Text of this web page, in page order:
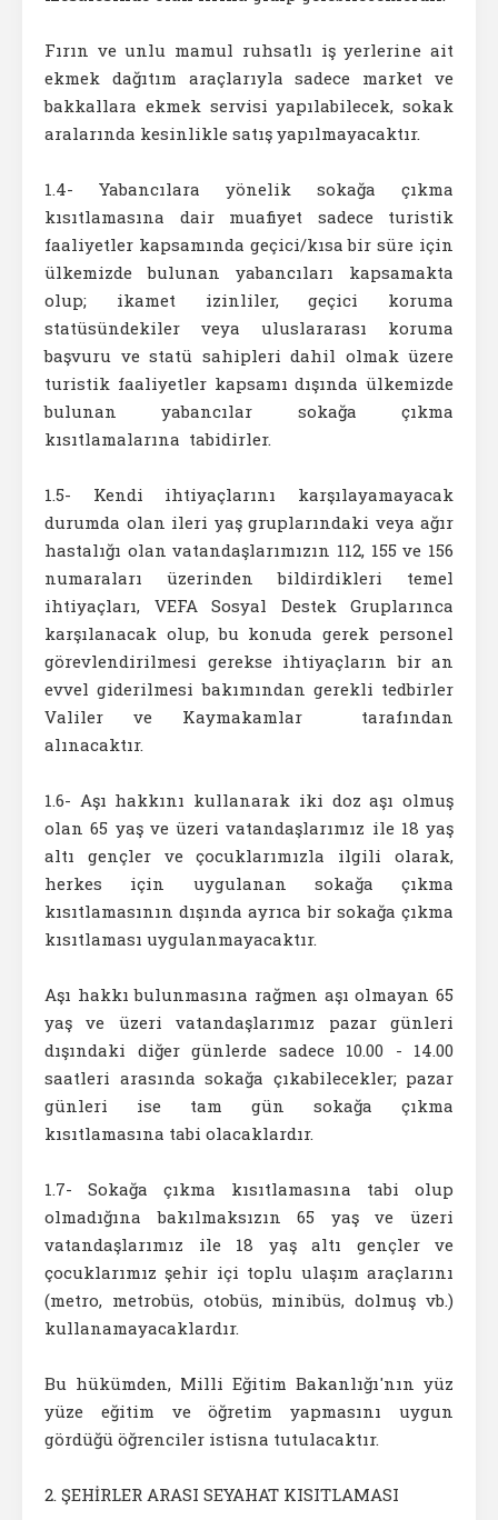
Fırın ve unlu mamul ruhsatlı iş yerlerine ait
ekmek dağıtım araçlarıyla sadece market ve
bakkallara ekmek servisi yapılabilecek, sokak
aralarında kesinlikle satış yapılmayacaktır.
1.4- Yabancılara yönelik sokağa çıkma
kısıtlamasına dair muafiyet sadece turistik
faaliyetler kapsamında geçici/kısa bir süre için
ülkemizde bulunan yabancıları kapsamakta
olup; ikamet izinliler, geçici koruma
statüsündekiler veya uluslararası koruma
başvuru ve statü sahipleri dahil olmak üzere
turistik faaliyetler kapsamı dışında ülkemizde
bulunan yabancılar sokağa çıkma
kısıtlamalarına tabidirler.
1.5- Kendi ihtiyaçlarını karşılayamayacak
durumda olan ileri yaş gruplarındaki veya ağır
hastalığı olan vatandaşlarımızın 112, 155 ve 156
numaraları üzerinden bildirdikleri temel
ihtiyaçları, VEFA Sosyal Destek Gruplarınca
karşılanacak olup, bu konuda gerek personel
görevlendirilmesi gerekse ihtiyaçların bir an
evvel giderilmesi bakımından gerekli tedbirler
Valiler ve Kaymakamlar tarafından
alınacaktır.
1.6- Aşı hakkını kullanarak iki doz aşı olmuş
olan 65 yaş ve üzeri vatandaşlarımız ile 18 yaş
altı gençler ve çocuklarımızla ilgili olarak,
herkes için uygulanan sokağa çıkma
kısıtlamasının dışında ayrıca bir sokağa çıkma
kısıtlaması uygulanmayacaktır.
Aşı hakkı bulunmasına rağmen aşı olmayan 65
yaş ve üzeri vatandaşlarımız pazar günleri
dışındaki diğer günlerde sadece 10.00 - 14.00
saatleri arasında sokağa çıkabilecekler; pazar
günleri ise tam gün sokağa çıkma
kısıtlamasına tabi olacaklardır.
1.7- Sokağa çıkma kısıtlamasına tabi olup
olmadığına bakılmaksızın 65 yaş ve üzeri
vatandaşlarımız ile 18 yaş altı gençler ve
çocuklarımız şehir içi toplu ulaşım araçlarını
(metro, metrobüs, otobüs, minibüs, dolmuş vb.)
kullanamayacaklardır.
Bu hükümden, Milli Eğitim Bakanlığı'nın yüz
yüze eğitim ve öğretim yapmasını uygun
gördüğü öğrenciler istisna tutulacaktır.
2. ŞEHİRLER ARASI SEYAHAT KISITLAMASI